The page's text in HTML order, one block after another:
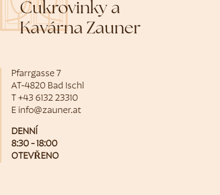
Cukrovinky a
Kavárna Zauner
Pfarrgasse 7
AT-4820 Bad Ischl
T +43 6132 23310
E info@zauner.at
DENNÍ
8:30 - 18:00
OTEVŘENO